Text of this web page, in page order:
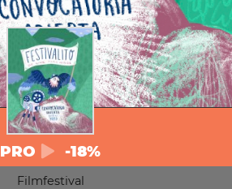
PRO -18%
Filmfestival